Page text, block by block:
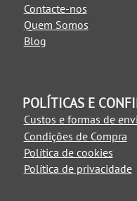
Contacte-nos
Quem Somos
Blog
POLÍTICAS E
Custos e formas de
Condições de Compra
Política de cookies
Política de privacidade